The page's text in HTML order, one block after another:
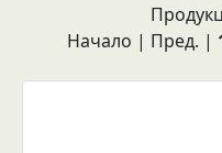
Начало | Пред. |